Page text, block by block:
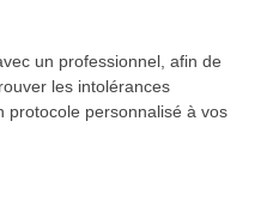
un professionnel, afin de
les intolérances
protocole personnalisé à vos